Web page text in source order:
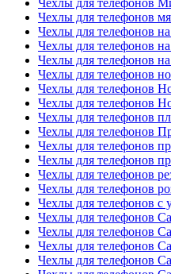
Чехлы для телефонов
Чехлы для телефонов
Чехлы для телефонов
Чехлы для телефонов
Чехлы для телефонов
Чехлы для телефонов
Чехлы для телефонов
Чехлы для телефонов
Чехлы для телефонов
Чехлы для телефонов
Чехлы для телефонов
Чехлы для телефонов
Чехлы для телефонов
Чехлы для телефонов
Чехлы для телефонов с
Чехлы для телефонов
Чехлы для телефонов
Чехлы для телефонов
Чехлы для телефонов